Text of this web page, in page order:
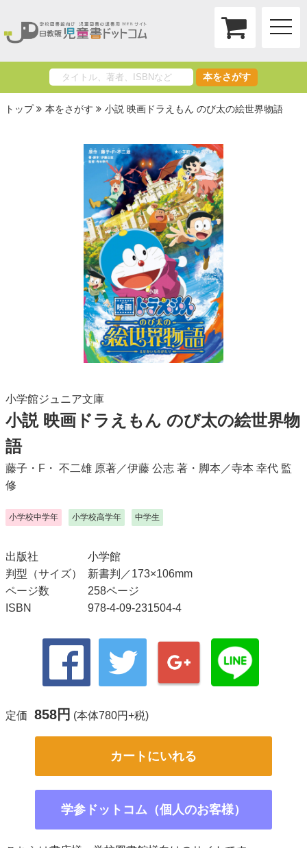
toggle
本をさがす
トップ 本をさがす 小説 映画ドラえもん のび太の絵世界物語
小学館ジュニア文庫
小説 映画ドラえもん のび太の絵世界物
語
藤子・F・ 不二雄 原著／伊藤 公志 著・脚本／寺本 幸代 監
修
小学校中学年 小学校高学年 中学生
出版社
小学館
判型（サイズ）
新書判／173×106mm
ページ数
258ページ
ISBN
978-4-09-231504-4
定価 858円 (本体780円+税)
カートにいれる
学参ドットコム（個人のお客様）